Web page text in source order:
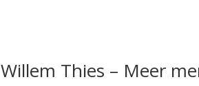
Willem Thies – Meer